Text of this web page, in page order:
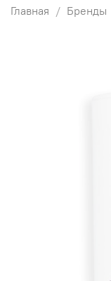
Главная Бренды